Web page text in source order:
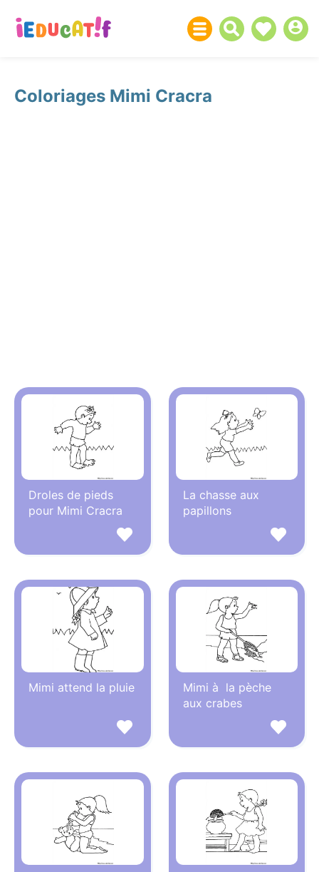
Coloriages Mimi Cracra
Droles de pieds
pour Mimi Cracra
La chasse aux
papillons
Mimi attend la pluie
Mimi à la pèche
aux crabes